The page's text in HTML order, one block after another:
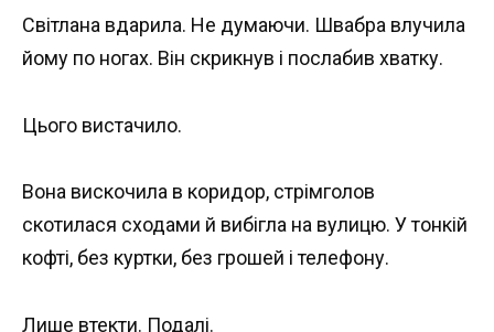
Світлана вдарила. Не думаючи. Швабра влучила
йому по ногах. Він скрикнув і послабив хватку.
Цього вистачило.
Вона вискочила в коридор, стрімголов
скотилася сходами й вибігла на вулицю. У тонкій
кофті, без куртки, без грошей і телефону.
Лише втекти. Подалі.